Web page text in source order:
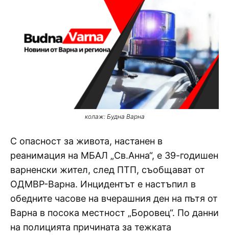
колаж: Будна Варна
С опасност за живота, настанен в
реанимация на МБАЛ „Св.Анна“, е 39-годишен
варненски жител, след ПТП, съобщават от
ОДМВР-Варна. Инцидентът е настъпил в
обедните часове на вчерашния ден на пътя от
Варна в посока местност „Боровец“. По данни
на полицията причината за тежката